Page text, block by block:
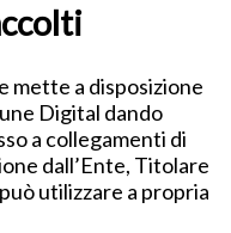
mette a disposizione
Digital dando
a collegamenti di
dall’Ente, Titolare
utilizzare a propria